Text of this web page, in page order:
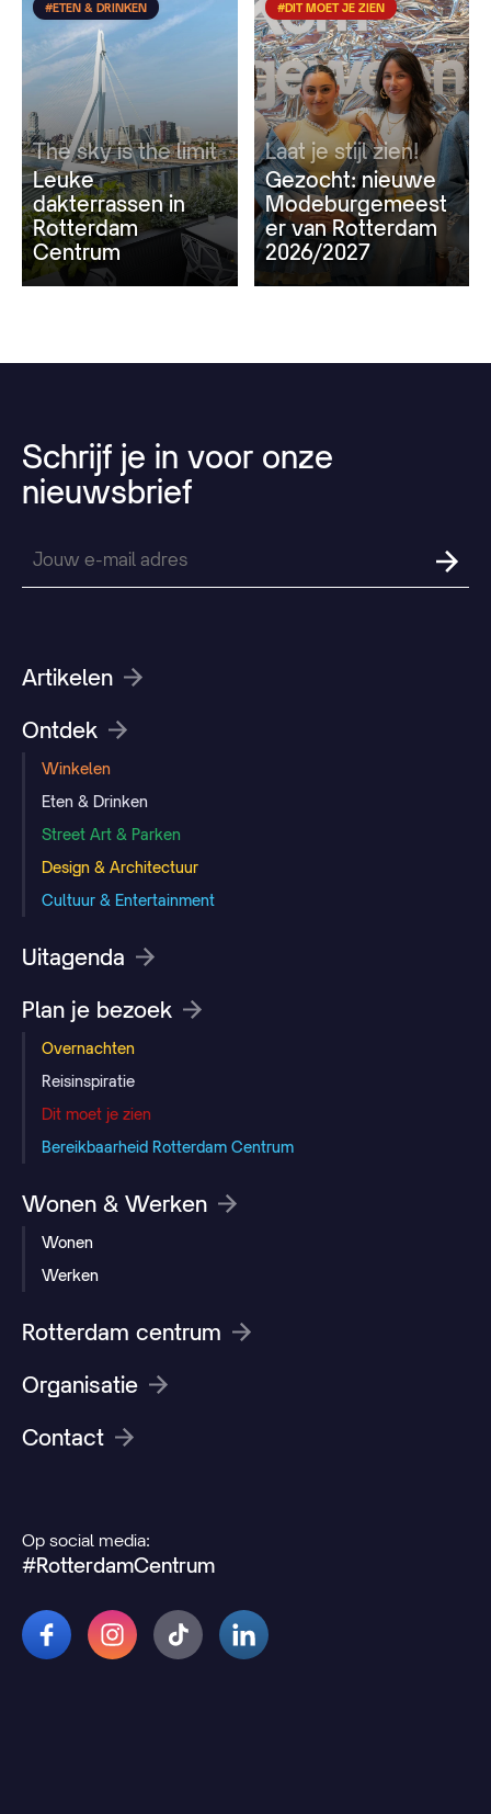
#ETEN & DRINKEN
The sky is the limit
Leuke
dakterrassen in
Rotterdam
Centrum
#DIT MOET JE ZIEN
Laat je stijl zien!
Gezocht: nieuwe
Modeburgemeest
er van Rotterdam
2026/2027
Schrijf je in voor onze
nieuwsbrief
Artikelen
Ontdek
Winkelen
Eten & Drinken
Street Art & Parken
Design & Architectuur
Cultuur & Entertainment
Uitagenda
Plan je bezoek
Overnachten
Reisinspiratie
Dit moet je zien
Bereikbaarheid Rotterdam Centrum
Wonen & Werken
Wonen
Werken
Rotterdam centrum
Organisatie
Contact
Op social media:
#RotterdamCentrum